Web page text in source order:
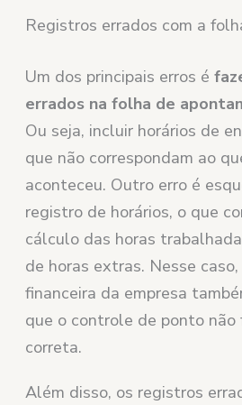
Registros errados com a
Um dos principais erros é
errados na folha de
Ou seja, incluir horários de
que não correspondam ao
aconteceu. Outro erro é
registro de horários, o que
cálculo das horas
de horas extras. Nesse
financeira da empresa
que o controle de ponto
correta.
Além disso, os registros